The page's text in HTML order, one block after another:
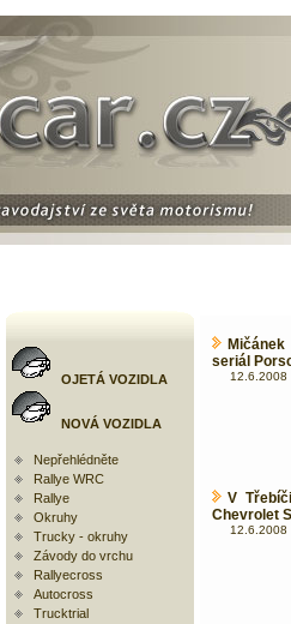
OJETÁ VOZIDLA
NOVÁ VOZIDLA
Nepřehlédněte
Rallye WRC
Rallye
Okruhy
Trucky - okruhy
Závody do vrchu
Rallyecross
Autocross
Trucktrial
seriál
12.6.2008
V
Chevrolet
12.6.2008